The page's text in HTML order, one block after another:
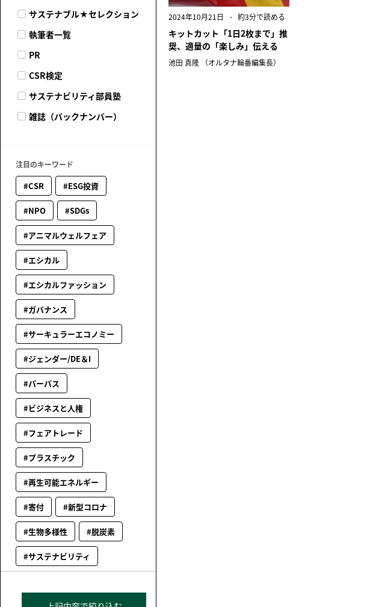
サステナブル★セレクション
執筆者一覧
PR
CSR検定
サステナビリティ部員塾
雑誌（バックナンバー）
注目のキーワード
#CSR #ESG投資
#NPO #SDGs
#アニマルウェルフェア
#エシカル
#エシカルファッション
#ガバナンス
#サーキュラーエコノミー
#ジェンダー/DE＆I
#パーパス
#ビジネスと人権
#フェアトレード
#プラスチック
#再生可能エネルギー
#寄付 #新型コロナ
#生物多様性 #脱炭素
#サステナビリティ
2024年10月21日 約3分で読める
キットカット「1日2枚まで」推
奨、適量の「楽しみ」伝える
池田 真隆 （オルタナ輪番編集長）